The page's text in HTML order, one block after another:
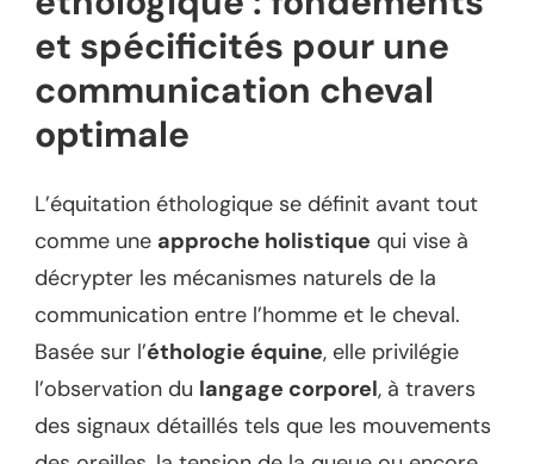
et spécificités pour une
communication cheval
optimale
L’équitation éthologique se définit avant tout
comme une approche holistique qui vise à
décrypter les mécanismes naturels de la
communication entre l’homme et le cheval.
Basée sur l’éthologie équine, elle privilégie
l’observation du langage corporel, à travers
des signaux détaillés tels que les mouvements